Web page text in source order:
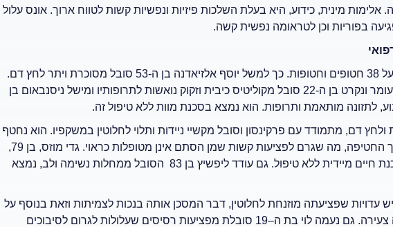
אלימות מינית, כידוע, היא בעלת השלכות פיזיות ונפשיות קשות לטווח ארוך. אונס עלול
בפוריות וכן לטראומה נפשית קשה.
הדו"ח מפרט את הסיכון הבריאותי המאיים על 38 חטופים וחטופות. כך למשל יוסף אלזיאדנה בן ה-53 סובל מסוכרת ויתר לחץ דם.
הוא בסכנת חיים ברורה בלי טיפול מתאים. עומר ונקרט בן ה-22 סובל מקוליטיס כיבית וזקוק נואשות לתרופותיו ומישל ניסנבאום בן
מבעיות סוכרת ולחץ דם, מתמודד עם פרקינסון וסובל מקשיי ניידות ותלוי לחלוטין במשקפיו. הוא נחטף
מביתו ללא המשקפיים ונפל מאופנוע במהלך החטיפה, מה שגרם לפציעות קשות שמן הסתם אינן מטופלות כראוי. גדי מוזס, בן 79,
סובל ממחלות לב ומערכת העיכול. הוא בסכנת חיים מיידית ללא טיפול. גם עודד ליפשיץ בן 83 הסובל ממחלות נשימה ולב, נמצא
החטיפה. יש עדויות שפציעתה מוזנחת לחלוטין, דבר המסכן אותה בנכות לצמיתות וזאת בנוסף על
הסיכונים העומדים בפניה בשל היותה אישה צעירה. גם נעמה לוי בת ה–19 סובלת מפציעות רסיסים שעלולות לגרום לסיבוכים